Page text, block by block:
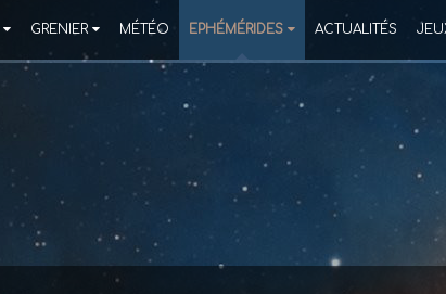
GRENIER MÉTÉO EPHÉMÉRIDES ACTUALITÉS